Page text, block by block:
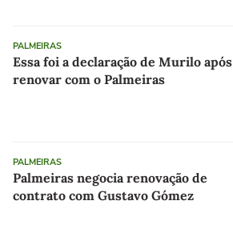
PALMEIRAS
Essa foi a declaração de Murilo após
renovar com o Palmeiras
PALMEIRAS
Palmeiras negocia renovação de
contrato com Gustavo Gómez